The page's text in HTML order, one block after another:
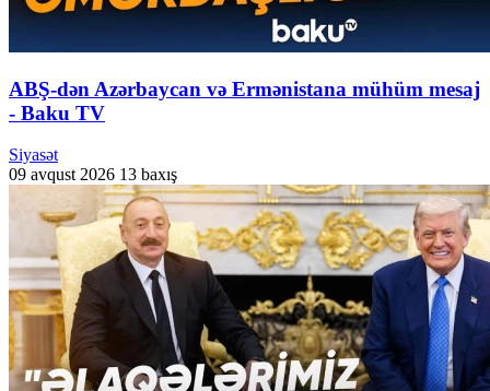
ABŞ-dən Azərbaycan və Ermənistana mühüm mesaj
- Baku TV
Siyasət
09 avqust 2026 13 baxış